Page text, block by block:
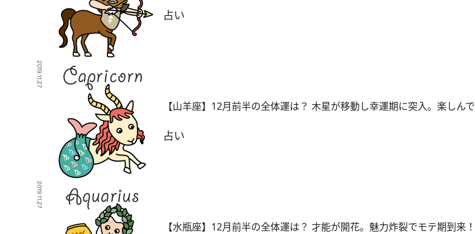
占い
2019.11.27
【山羊座】12月前半の全体運は？ 木星が移動し幸運期に突入。楽しんで
占い
2019.11.27
【水瓶座】12月前半の全体運は？ 才能が開花。魅力炸裂でモテ期到来！